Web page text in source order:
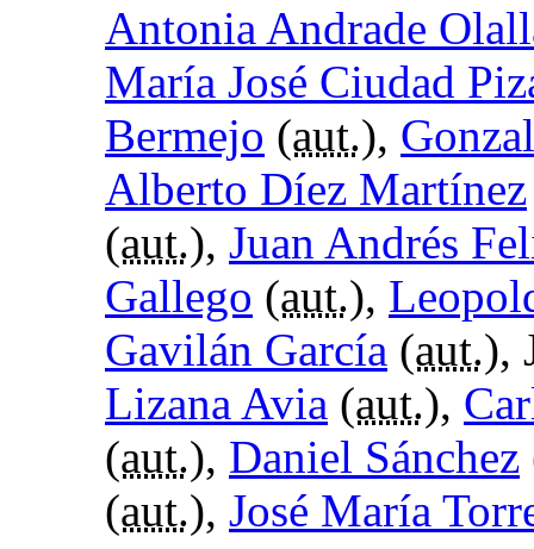
Antonia Andrade
María José Ciudad
Bermejo (aut.),
Alberto Díez Martínez
(aut.), Juan Andrés
Gallego (aut.),
Gavilán García (aut.),
Lizana Avia (aut.),
(aut.), Daniel Sánchez
(aut.), José María